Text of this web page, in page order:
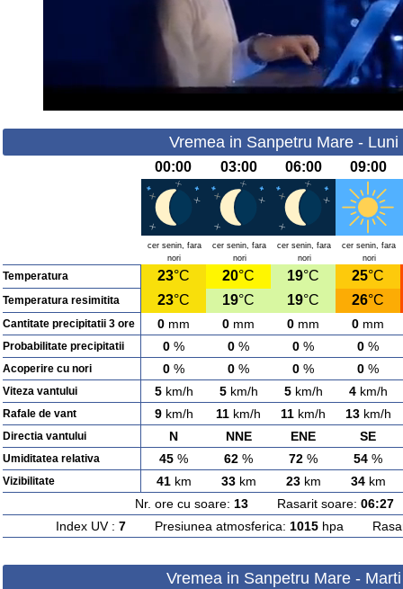
Vremea in Sanpetru Mare -
00:00 03:00 06:00 09:00
cer senin, fara
nori
cer senin, fara
nori
cer senin, fara
nori
cer senin, fara
nori
Temperatura 23°C 20°C 19°C 25°C
Temperatura resimitita 23°C 19°C 19°C 26°C
Cantitate precipitatii 3 ore 0 mm 0 mm 0 mm 0 mm
Probabilitate precipitatii 0 % 0 % 0 % 0 %
Acoperire cu nori 0 % 0 % 0 % 0 %
Viteza vantului 5km/h 5km/h 5km/h 4km/h
Rafale de vant 9km/h 11 km/h 11 km/h 13km/h
Directia vantului N NNE ENE SE
Umiditatea relativa 45 % 62 % 72 % 54 %
Vizibilitate 41km 33km 23km 34km
Nr. ore cu soare: 13Rasarit soare: 06:27
Index UV : 7Presiunea atmosferica: 1015hpa
Vremea in Sanpetru Mare -